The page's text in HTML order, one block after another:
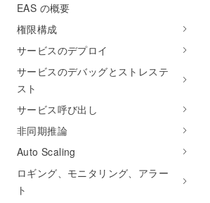
EAS の概要
権限構成
サービスのデプロイ
サービスのデバッグとストレステ
スト
サービス呼び出し
非同期推論
Auto Scaling
ロギング、モニタリング、アラー
ト